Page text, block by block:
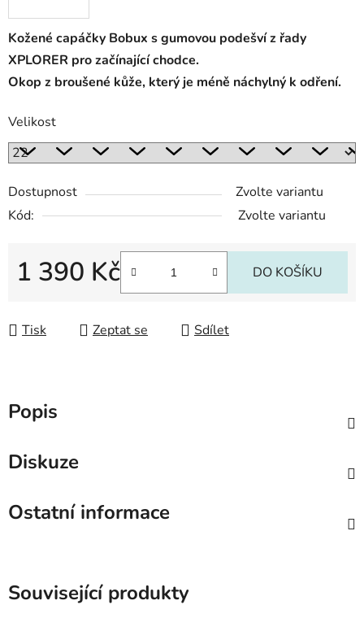
Kožené capáčky Bobux s gumovou podešví z řady
XPLORER pro začínající chodce.
Okop z broušené kůže, který je méně náchylný k odření.
Velikost
Dostupnost
Zvolte variantu
Kód:
Zvolte variantu
1 390 Kč DO KOŠÍKU
Tisk Zeptat se Sdílet
Popis
Diskuze
Ostatní informace
Související produkty